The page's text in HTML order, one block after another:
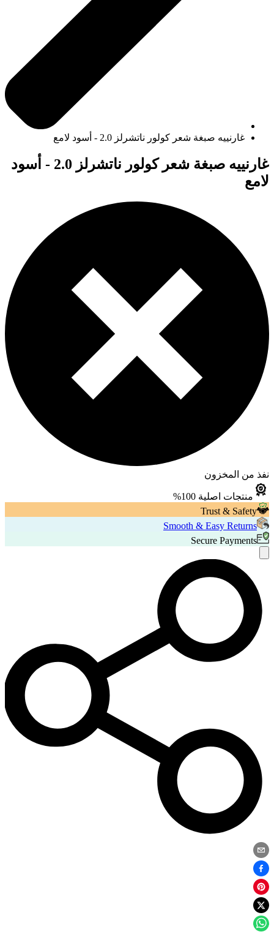
غارنييه صبغة شعر كولور ناتشرلز 2.0 - أسود لامع
غارنييه صبغة شعر كولور ناتشرلز 2.0 - أسود
لامع
نفذ من المخزون
منتجات اصلية 100%
Trust & Safety
Smooth & Easy Returns
Secure Payments